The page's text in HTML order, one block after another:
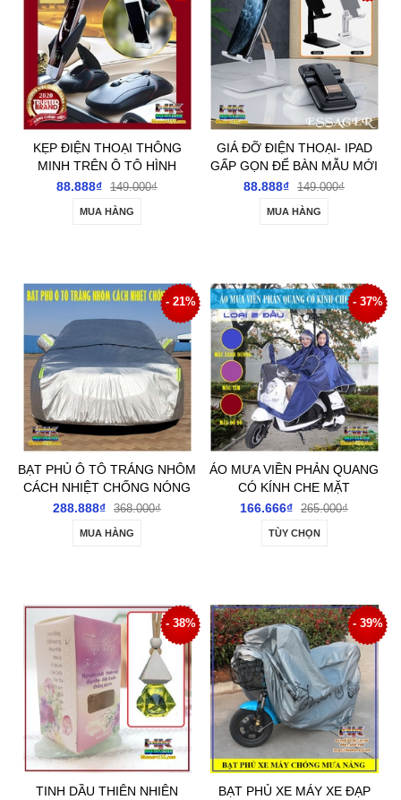
KẸP ĐIỆN THOẠI THÔNG
MINH TRÊN Ô TÔ HÌNH
CHUỘT MÁY TÍNH
88.888₫ 149.000₫
MUA HÀNG
GIÁ ĐỠ ĐIỆN THOẠI- IPAD
GẤP GỌN ĐỂ BÀN MẪU MỚI
NHẤT
88.888₫ 149.000₫
MUA HÀNG
- 21%
BẠT PHỦ Ô TÔ TRÁNG NHÔM
CÁCH NHIỆT CHỐNG NÓNG
288.888₫ 368.000₫
MUA HÀNG
- 37%
ÁO MƯA VIỀN PHẢN QUANG
CÓ KÍNH CHE MẶT
166.666₫ 265.000₫
TÙY CHỌN
- 38%
TINH DẦU THIÊN NHIÊN
- 39%
BẠT PHỦ XE MÁY XE ĐẠP